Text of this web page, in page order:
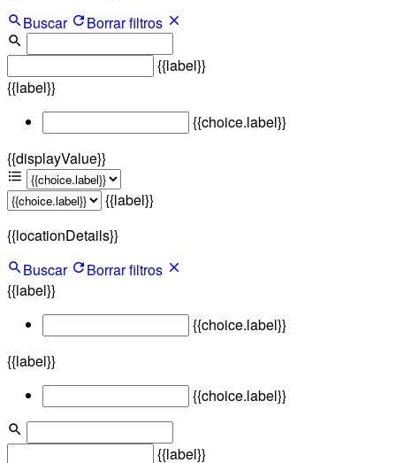
Buscar
Borrar filtros
{{label}}
{{label}}
{{choice.label}}
{{displayValue}}
{{label}}
{{locationDetails}}
Buscar
Borrar filtros
{{label}}
{{choice.label}}
{{label}}
{{choice.label}}
{{label}}